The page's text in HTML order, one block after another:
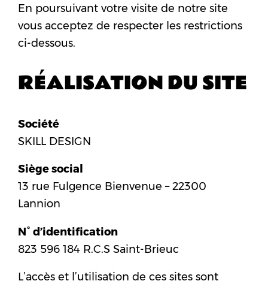
A PROPOS
BLOG
En poursuivant votre visite de notre site
vous acceptez de respecter les restrictions
ci-dessous.
RÉALISATION DU SITE
Société
SKILL DESIGN
Siège social
13 rue Fulgence Bienvenue – 22300
Lannion
N° d’identification
823 596 184 R.C.S Saint-Brieuc
L’accès et l’utilisation de ces sites sont